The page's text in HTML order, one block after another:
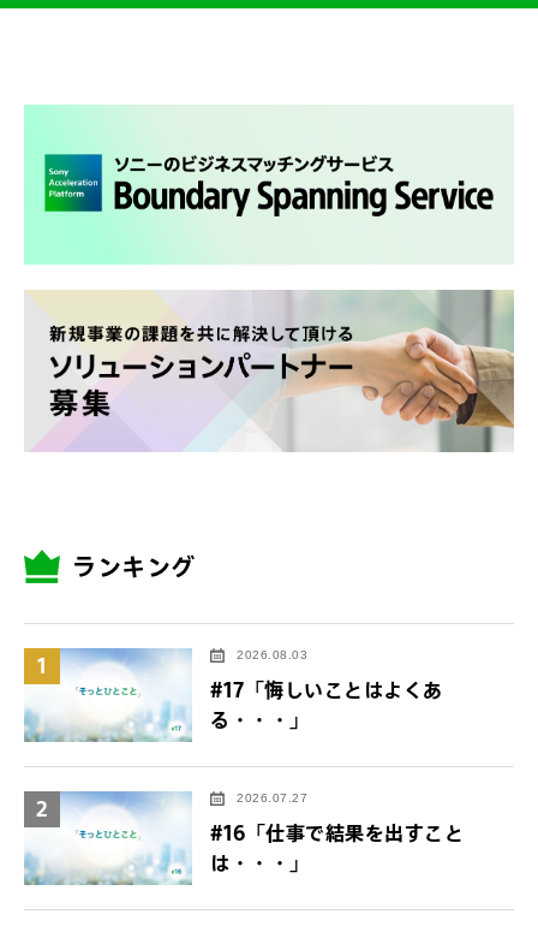
ランキング
1 2026.08.03
#17「悔しいことはよくあ
る・・・」
2 2026.07.27
#16「仕事で結果を出すこと
は・・・」